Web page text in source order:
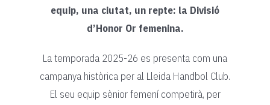
equip, una ciutat, un repte: la Divisió
d’Honor Or femenina.
La temporada 2025-26 es presenta com una
campanya històrica per al Lleida Handbol Club.
El seu equip sènior femení competirà, per